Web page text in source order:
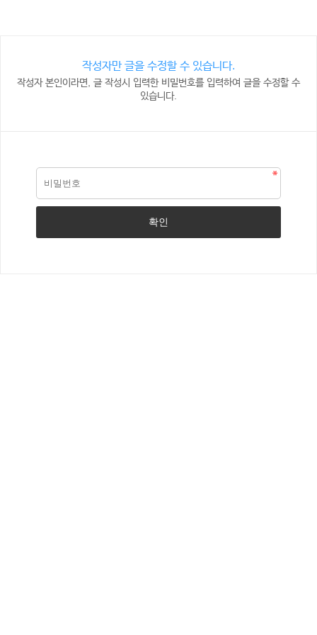
작성자만 글을 수정할 수 있습니다.
작성자 본인이라면, 글 작성시 입력한 비밀번호를 입력하여 글을 수정할 수
있습니다.